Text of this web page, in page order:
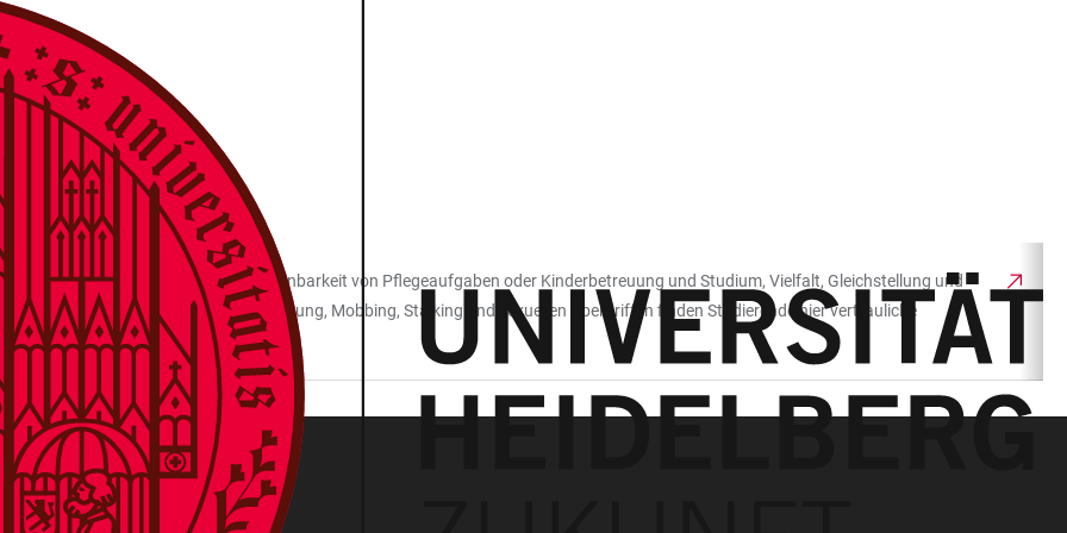
ist die Anlaufstelle für die Themen Vereinbarkeit von Pflegeaufgaben oder Kinderbetreuung und Studium, Vielfalt, Gleichstellung und
Bei Konflikten, Diskriminierung, Mobbing, Stalking und sexuellen Übergriffen finden Studierende hier vertrauliche
und Unterstützung.